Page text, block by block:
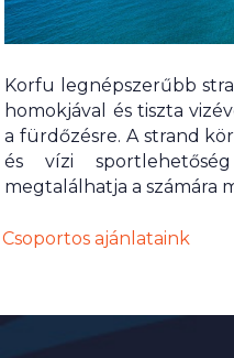
Korfu legnépszerűbb
homokjával és tiszta
a fürdőzésre. A strand
és vízi
megtalálhatja a számára
Csoportos ajánlataink